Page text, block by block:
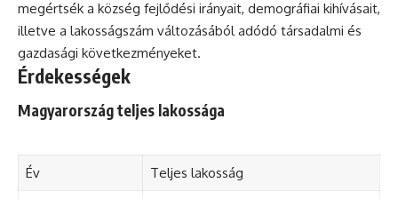
megértsék a község fejlődési irányait, demográfiai kihívásait,
illetve a lakosságszám változásából adódó társadalmi és
gazdasági következményeket.
Érdekességek
Magyarország teljes lakossága
Év Teljes lakosság